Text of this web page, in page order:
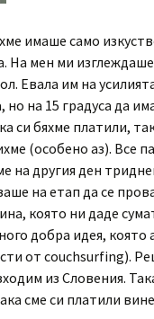
имаше само
На мен ми
Евала им на
на 15 градуса да
си бяхме платили,
(особено аз). Все
на другия ден
на етап да се
която ни даде
добра идея, която
от couchsurfing).
из Словения.
сме си платили